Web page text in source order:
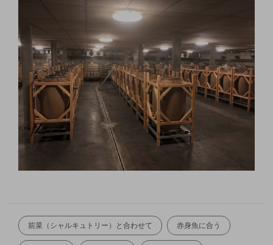
前菜（シャルキュトリー）と合わせて 赤身魚に合う